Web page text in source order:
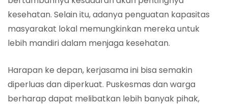
kesehatan. Selain itu, adanya penguatan kapasitas
masyarakat lokal memungkinkan mereka untuk
lebih mandiri dalam menjaga kesehatan.
Harapan ke depan, kerjasama ini bisa semakin
diperluas dan diperkuat. Puskesmas dan warga
berharap dapat melibatkan lebih banyak pihak,